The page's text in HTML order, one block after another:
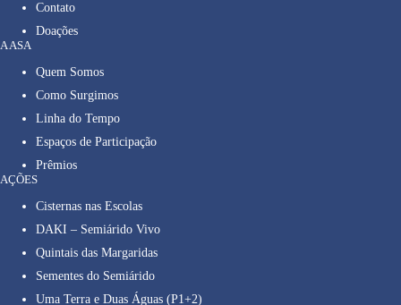
Contato
Doações
A ASA
Quem Somos
Como Surgimos
Linha do Tempo
Espaços de Participação
Prêmios
AÇÕES
Cisternas nas Escolas
DAKI – Semiárido Vivo
Quintais das Margaridas
Sementes do Semiárido
Uma Terra e Duas Águas (P1+2)